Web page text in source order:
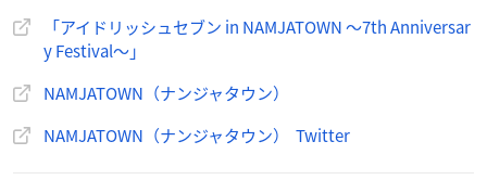
「アイドリッシュセブン in NAMJATOWN ～7th Anniversar
y Festival～」
NAMJATOWN（ナンジャタウン）
NAMJATOWN（ナンジャタウン） Twitter